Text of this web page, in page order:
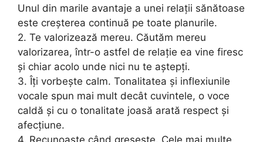
Unul din marile avantaje a unei relații sănătoase
este creșterea continuă pe toate planurile.
2. Te valorizează mereu. Căutăm mereu
valorizarea, într-o astfel de relație ea vine firesc
și chiar acolo unde nici nu te aștepți.
3. Îți vorbește calm. Tonalitatea și inflexiunile
vocale spun mai mult decât cuvintele, o voce
caldă și cu o tonalitate joasă arată respect și
afecțiune.
4. Recunoaște când greșește. Cele mai multe